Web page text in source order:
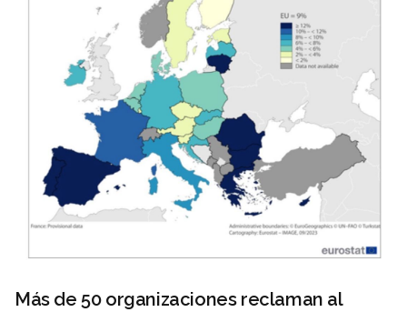
Más de 50 organizaciones reclaman al